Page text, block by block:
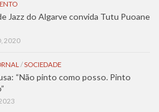
Jazz do Algarve convida Tutu Puoane
2020
/SOCIEDADE
“Não pinto como posso. Pinto